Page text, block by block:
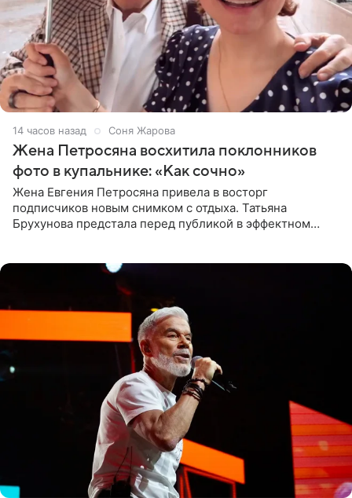
14 часов назад Соня Жарова
Жена Петросяна восхитила поклонников
фото в купальнике: «Как сочно»
Жена Евгения Петросяна привела в восторг
подписчиков новым снимком с отдыха. Татьяна
Брухунова предстала перед публикой в эффектном